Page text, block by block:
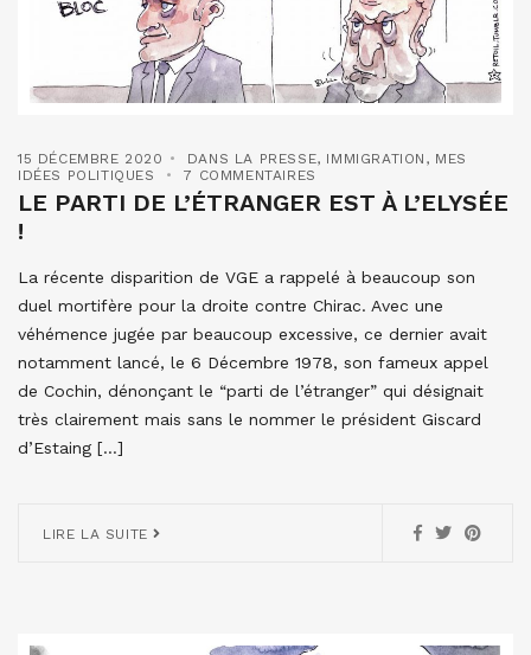
15 DÉCEMBRE 2020 DANS LA PRESSE, IMMIGRATION , MES
IDÉES POLITIQUES
7 COMMENTAIRES
LE PARTI DE L’ÉTRANGER EST À L’ELYSÉE
!
La récente disparition de VGE a rappelé à beaucoup son
duel mortifère pour la droite contre Chirac. Avec une
véhémence jugée par beaucoup excessive, ce dernier avait
notamment lancé, le 6 Décembre 1978, son fameux appel
de Cochin, dénonçant le “parti de l’étranger” qui désignait
très clairement mais sans le nommer le président Giscard
d’Estaing […]
LIRE LA SUITE